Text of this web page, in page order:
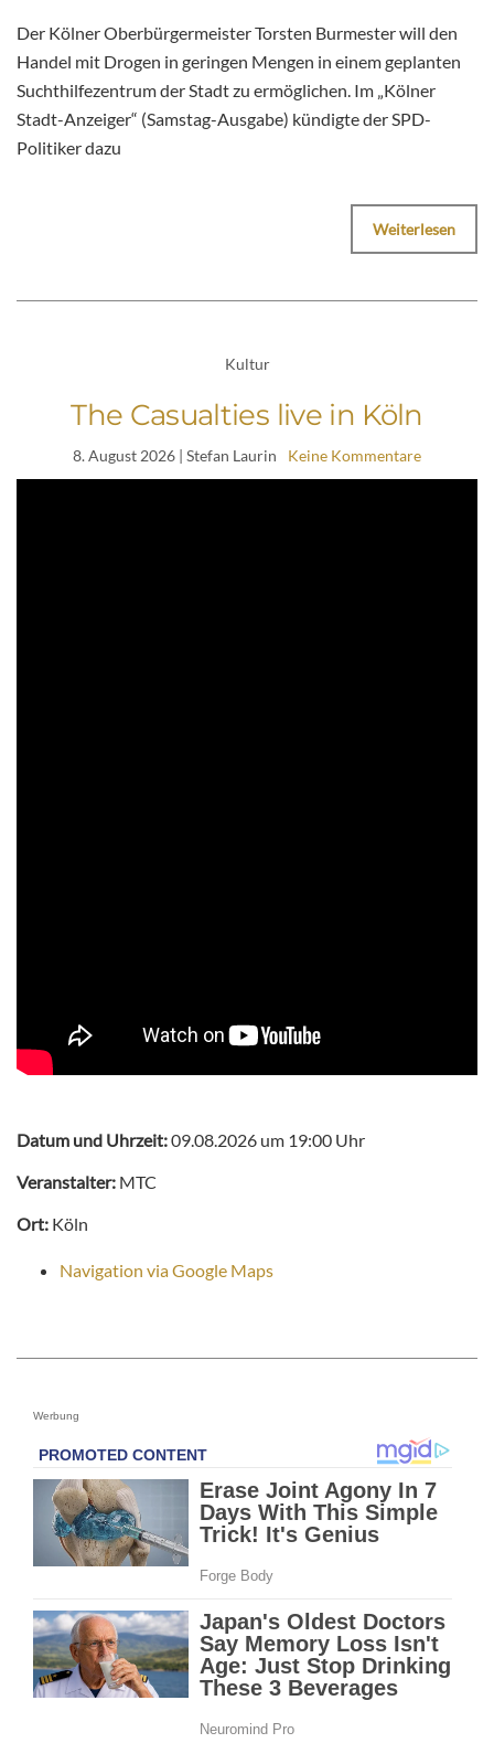
Der Kölner Oberbürgermeister Torsten Burmester will den
Handel mit Drogen in geringen Mengen in einem geplanten
Suchthilfezentrum der Stadt zu ermöglichen. Im „Kölner
Stadt-Anzeiger“ (Samstag-Ausgabe) kündigte der SPD-
Politiker dazu
Weiterlesen
Kultur
The Casualties live in Köln
8. August 2026 | Stefan Laurin Keine Kommentare
Datum und Uhrzeit:09.08.2026 um 19:00 Uhr
Veranstalter: MTC
Ort: Köln
Navigation via Google Maps
Werbung